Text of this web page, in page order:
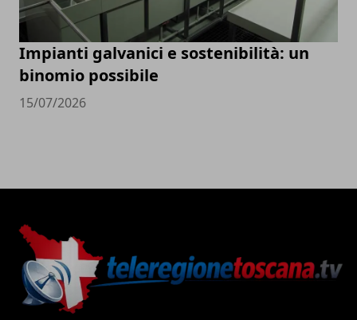
Impianti galvanici e sostenibilità: un
binomio possibile
15/07/2026